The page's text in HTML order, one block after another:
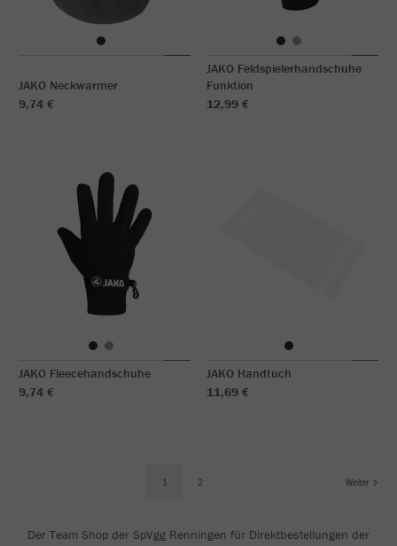
JAKO Neckwarmer
9,74 €
JAKO Feldspielerhandschuhe
Funktion
12,99 €
JAKO Fleecehandschuhe
9,74 €
JAKO Handtuch
11,69 €
1 2 Weiter
Der Team Shop der SpVgg Renningen für Direktbestellungen der